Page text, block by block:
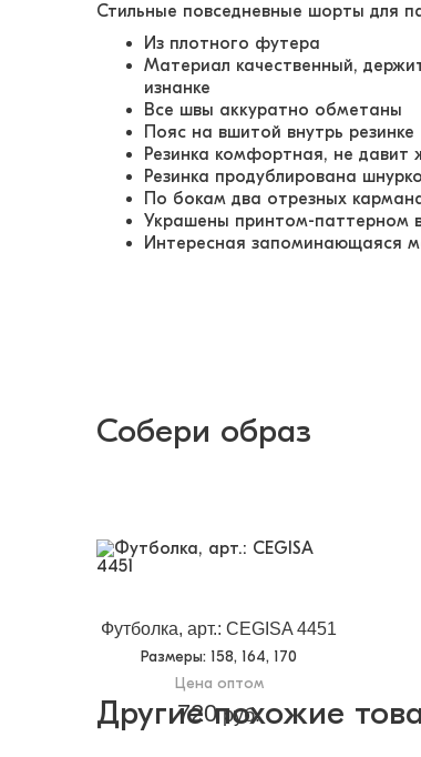
Стильные повседневные шорты для
Из плотного футера
Материал качественный,
изнанке
Все швы аккуратно обметаны
Пояс на вшитой внутрь резинке
Резинка комфортная, не давит
Резинка продублирована
По бокам два отрезных
Украшены принтом-паттерном
Интересная запоминающаяся
Собери образ
Футболка, арт.: CEGISA 4451
Размеры: 158, 164, 170
Цена оптом
720руб.
Другие похожие